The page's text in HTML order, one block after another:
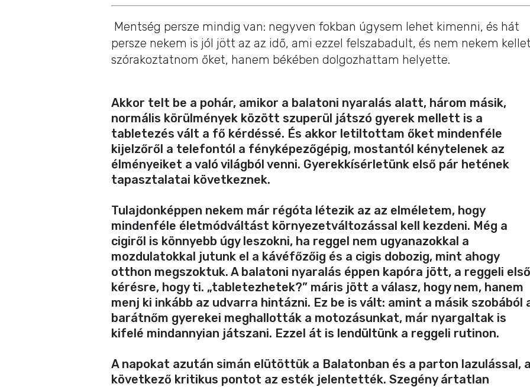
Mentség persze mindig van: negyven fokban úgysem lehet kimenni, és hát
persze nekem is jól jött az az idő, ami ezzel felszabadult, és nem nekem
szórakoztatnom őket, hanem békében dolgozhattam helyette.
Akkor telt be a pohár, amikor a balatoni nyaralás alatt, három másik,
normális körülmények között szuperül játszó gyerek mellett is a
tabletezés vált a fő kérdéssé. És akkor letiltottam őket mindenféle
kijelzőről a telefontól a fényképezőgépig, mostantól kénytelenek az
élményeiket a való világból venni. Gyerekkísérletünk első pár hetének
tapasztalatai következnek.
Tulajdonképpen nekem már régóta létezik az az elméletem, hogy
mindenféle életmódváltást környezetváltozással kell kezdeni. Még a
cigiről is könnyebb úgy leszokni, ha reggel nem ugyanazokkal a
mozdulatokkal jutunk el a kávéfőzőig és a cigis dobozig, mint ahogy
otthon megszoktuk. A balatoni nyaralás éppen kapóra jött, a reggeli első
kérésre, hogy ti. „tabletezhetek?” máris jött a válasz, hogy nem, hanem
menj ki inkább az udvarra hintázni. Ez be is vált: amint a másik szobából
barátnőm gyerekei meghallották a motozásunkat, már nyargaltak is
kifelé mindannyian játszani. Ezzel át is lendültünk a reggeli rutinon.
A napokat azután simán elütöttük a Balatonban és a parton lazulással,
következő kritikus pontot az esték jelentették. Szegény ártatlan